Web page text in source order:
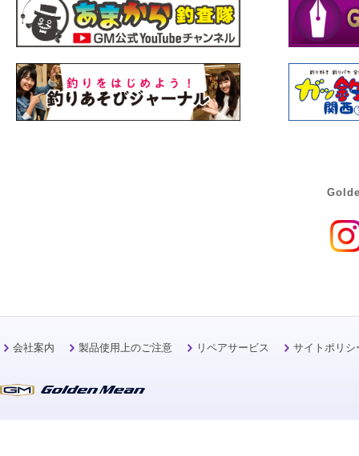
会社案内 製品使用上のご注意 リペアサービス サイトポリシ